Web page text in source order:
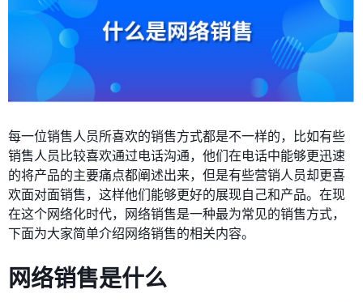
每一位销售人员所喜欢的销售方式都是不一样的，比如有些
销售人员比较喜欢通过电话沟通，他们在电话中能够更迅速
的将产品的主要痛点都阐述出来，但是有些营销人员却更喜
欢面对面销售，这样他们能够更好的展现自己和产品。在现
在这个网络化时代，网络销售是一种最为常见的销售方式，
下面为大家简单介绍网络销售的相关内容。
网络销售是什么